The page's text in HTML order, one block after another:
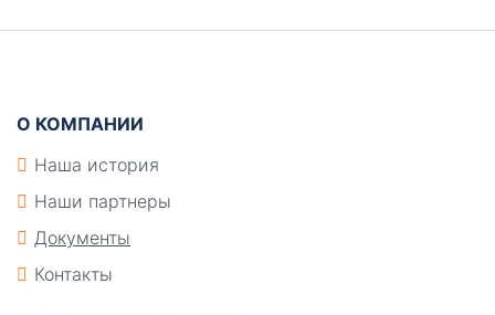
О КОМПАНИИ
Наша история
Наши партнеры
Документы
Контакты